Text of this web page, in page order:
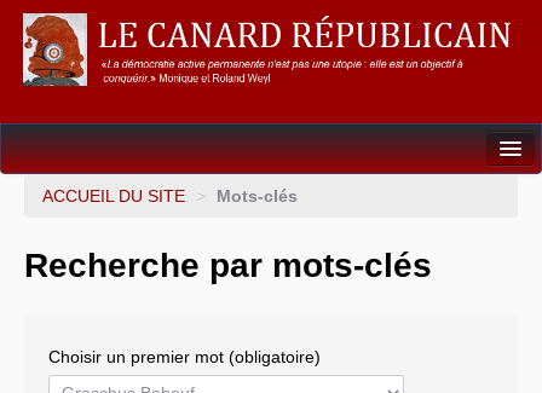
Dossiers
Gouvernance mondiale & mondialisation
ACCUEIL DU SITE > Mots-clés
Recherche par mots-clés
Choisir un premier mot (obligatoire)